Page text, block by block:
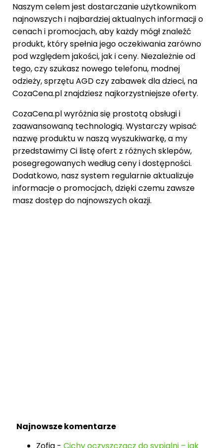
Naszym celem jest dostarczanie użytkownikom
najnowszych i najbardziej aktualnych informacji o
cenach i promocjach, aby każdy mógł znaleźć
produkt, który spełnia jego oczekiwania zarówno
pod względem jakości, jak i ceny. Niezależnie od
tego, czy szukasz nowego telefonu, modnej
odzieży, sprzętu AGD czy zabawek dla dzieci, na
CozaCena.pl znajdziesz najkorzystniejsze oferty.
CozaCena.pl wyróżnia się prostotą obsługi i
zaawansowaną technologią. Wystarczy wpisać
nazwę produktu w naszą wyszukiwarkę, a my
przedstawimy Ci listę ofert z różnych sklepów,
posegregowanych według ceny i dostępności.
Dodatkowo, nasz system regularnie aktualizuje
informacje o promocjach, dzięki czemu zawsze
masz dostęp do najnowszych okazji.
Najnowsze komentarze
Zofia -Cichy oczyszczacz do sypialni – jak